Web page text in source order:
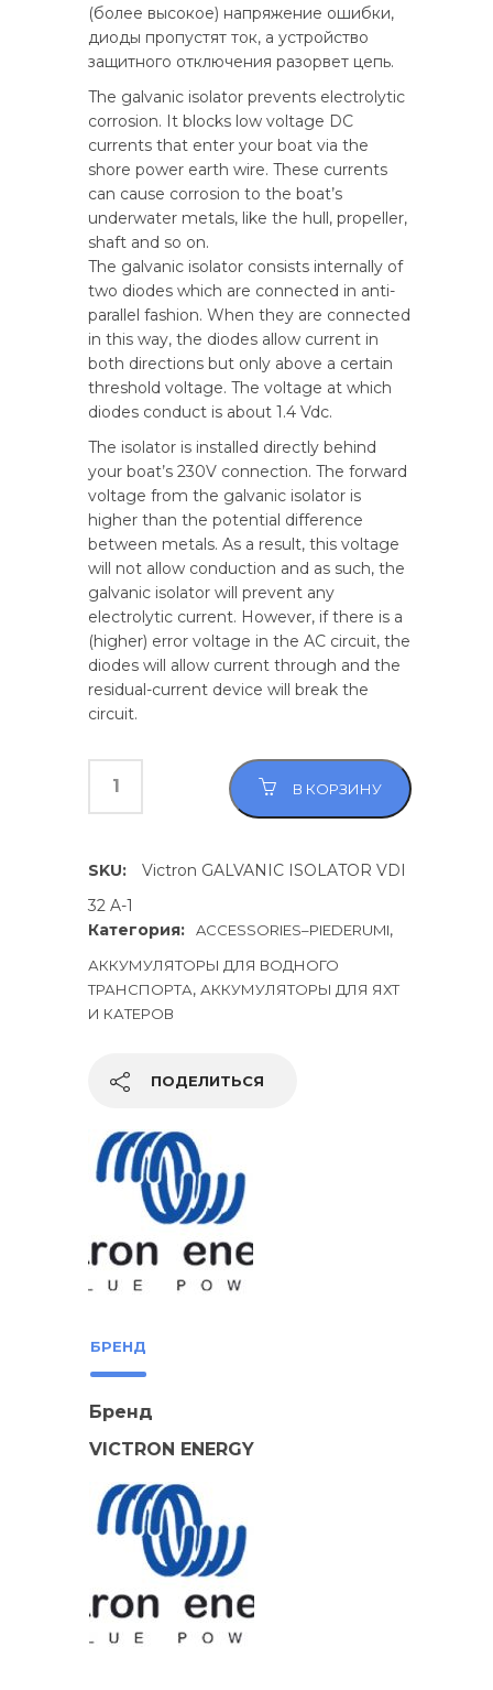
(более высокое) напряжение ошибки,
диоды пропустят ток, а устройство
защитного отключения разорвет цепь.
The galvanic isolator prevents electrolytic
corrosion. It blocks low voltage DC
currents that enter your boat via the
shore power earth wire. These currents
can cause corrosion to the boat’s
underwater metals, like the hull, propeller,
shaft and so on.
The galvanic isolator consists internally of
two diodes which are connected in anti-
parallel fashion. When they are connected
in this way, the diodes allow current in
both directions but only above a certain
threshold voltage. The voltage at which
diodes conduct is about 1.4 Vdc.
The isolator is installed directly behind
your boat’s 230V connection. The forward
voltage from the galvanic isolator is
higher than the potential difference
between metals. As a result, this voltage
will not allow conduction and as such, the
galvanic isolator will prevent any
electrolytic current. However, if there is a
(higher) error voltage in the AC circuit, the
diodes will allow current through and the
residual-current device will break the
circuit.
В КОРЗИНУ
SKU:
Victron GALVANIC ISOLATOR VDI
32 A-1
Категория:
ACCESSORIES–PIEDERUMI,
АККУМУЛЯТОРЫ ДЛЯ ВОДНОГО
ТРАНСПОРТА, АККУМУЛЯТОРЫ ДЛЯ ЯХТ
И КАТЕРОВ
ПОДЕЛИТЬСЯ
БРЕНД
Бренд
VICTRON ENERGY